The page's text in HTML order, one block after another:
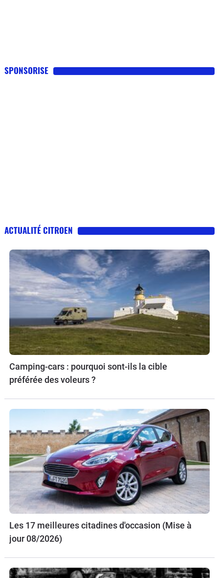
SPONSORISE
ACTUALITÉ CITROEN
Camping-cars : pourquoi sont-ils la cible
préférée des voleurs ?
Les 17 meilleures citadines d'occasion (Mise à
jour 08/2026)